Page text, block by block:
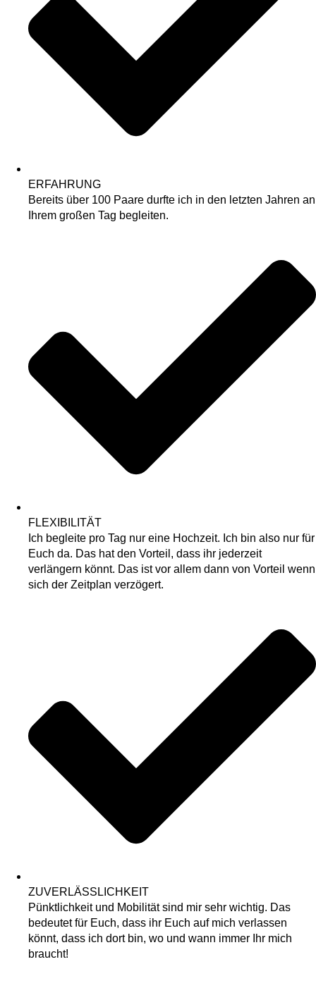
ERFAHRUNG
Bereits über 100 Paare durfte ich in den letzten Jahren an
Ihrem großen Tag begleiten.
FLEXIBILITÄT
Ich begleite pro Tag nur eine Hochzeit. Ich bin also nur für
Euch da. Das hat den Vorteil, dass ihr jederzeit
verlängern könnt. Das ist vor allem dann von Vorteil wenn
sich der Zeitplan verzögert.
ZUVERLÄSSLICHKEIT
Pünktlichkeit und Mobilität sind mir sehr wichtig. Das
bedeutet für Euch, dass ihr Euch auf mich verlassen
könnt, dass ich dort bin, wo und wann immer Ihr mich
braucht!